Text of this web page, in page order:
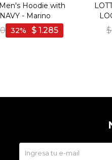
Hoodie with
- Marino
$ 1.285
32 $